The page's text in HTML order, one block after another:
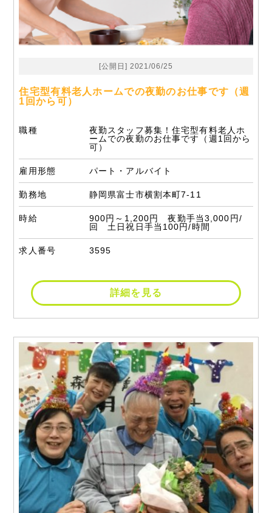
[公開日] 2021/06/25
住宅型有料老人ホームでの夜勤のお仕事です（週
1回から可）
職種
夜勤スタッフ募集！住宅型有料老人ホ
ームでの夜勤のお仕事です（週1回から
可）
雇用形態 パート・アルバイト
勤務地 静岡県富士市横割本町7-11
時給
900円～1,200円 夜勤手当3,000円/
回 土日祝日手当100円/時間
求人番号 3595
詳細を見る